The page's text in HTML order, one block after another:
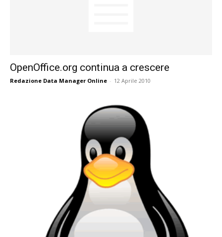
OpenOffice.org continua a crescere
Redazione Data Manager Online - 12 Aprile 2010